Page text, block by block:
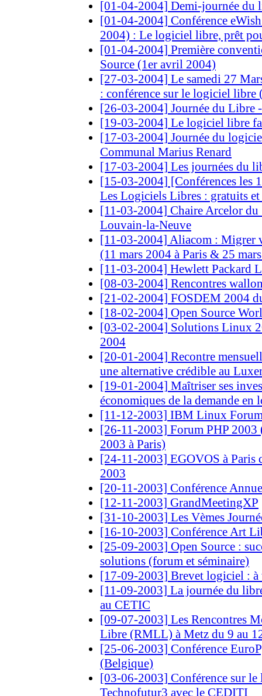
[01-04-2004] Demi-journée du
[01-04-2004] Conférence
2004) : Le logiciel libre, prêt
[01-04-2004] Première
Source (1er avril 2004)
[27-03-2004] Le samedi 27
: conférence sur le logiciel libre
[26-03-2004] Journée du Libre
[19-03-2004] Le logiciel libre
[17-03-2004] Journée du
Communal Marius Renard
[17-03-2004] Les journées du
[15-03-2004] [Conférences les
Les Logiciels Libres : gratuits
[11-03-2004] Chaire Arcelor du
Louvain-la-Neuve
[11-03-2004] Aliacom : Migrer
(11 mars 2004 à Paris & 25
[11-03-2004] Hewlett Packard
[08-03-2004] Rencontres
[21-02-2004] FOSDEM 2004
[18-02-2004] Open Source
[03-02-2004] Solutions Linux
2004
[20-01-2004] Recontre
une alternative crédible au
[19-01-2004] Maîtriser ses
économiques de la demande en
[11-12-2003] IBM Linux
[26-11-2003] Forum PHP
2003 à Paris)
[24-11-2003] EGOVOS à Paris
2003
[20-11-2003] Conférence
[12-11-2003] GrandMeetingXP
[31-10-2003] Les Vèmes
[16-10-2003] Conférence Art
[25-09-2003] Open Source :
solutions (forum et séminaire)
[17-09-2003] Brevet logiciel : à
[11-09-2003] La journée du
au CETIC
[09-07-2003] Les Rencontres
Libre (RMLL) à Metz du 9 au
[25-06-2003] Conférence
(Belgique)
[03-06-2003] Conférence sur
Technofutur3 avec le CEDITI